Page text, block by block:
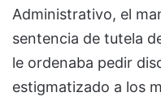
Administrativo, el
sentencia de tutela
le ordenaba pedir
estigmatizado a los